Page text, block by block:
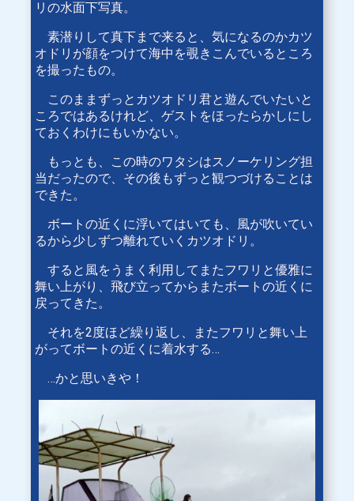
リの水面下写真。
素潜りして真下まで来ると、気になるのかカツ
オドリが顔をつけて海中を覗きこんでいるところ
を撮ったもの。
このままずっとカツオドリ君と遊んでいたいと
ころではあるけれど、ゲストをほったらかしにし
ておくわけにもいかない。
もっとも、この時のワタシはスノーケリング担
当だったので、その後もずっと観つづけることは
できた。
ボートの近くに浮いてはいても、風が吹いてい
るから少しずつ離れていくカツオドリ。
すると風をうまく利用してまたフワリと優雅に
舞い上がり、飛び立ってからまたボートの近くに
戻ってきた。
それを2度ほど繰り返し、またフワリと舞い上
がってボートの近くに着水する…
…かと思いきや！